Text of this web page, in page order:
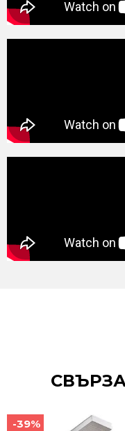
-39%